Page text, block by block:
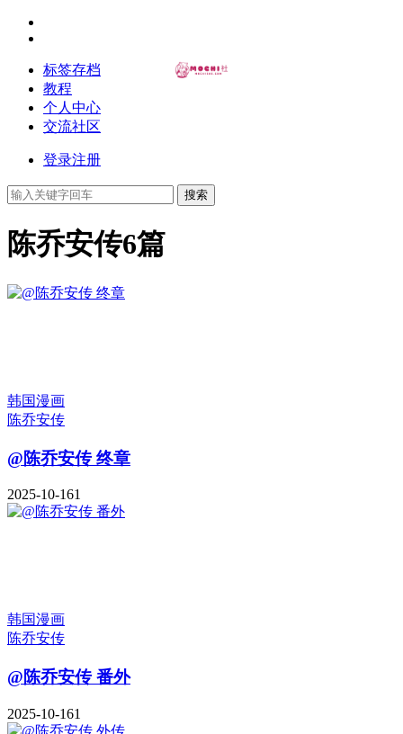
标签存档
教程
个人中心
交流社区
登录注册
搜索
陈乔安传6篇
韩国漫画
陈乔安传
@陈乔安传 终章
2025-10-161
韩国漫画
陈乔安传
@陈乔安传 番外
2025-10-161